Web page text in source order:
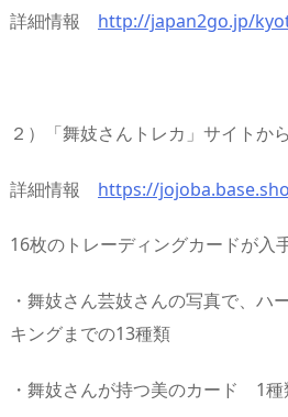
詳細情報 http://japan2go.jp/
２）「舞妓さんトレカ」サイトか
詳細情報 https://
16枚のトレーディングカードが入
・舞妓さん芸妓さんの写真で、ハ
キングまでの13種類
・舞妓さんが持つ美のカード 1種